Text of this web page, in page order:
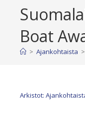
Boat
> Ajankohtaista >
Arkistot: